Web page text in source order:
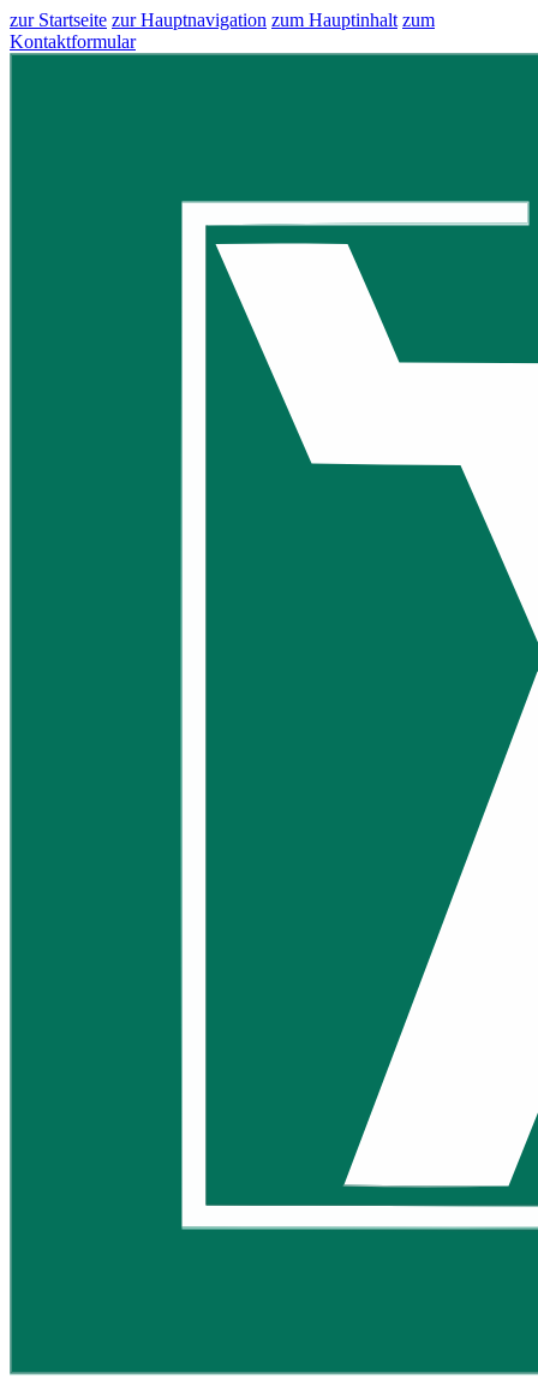
zur Startseite zur Hauptnavigation zum Hauptinhalt zum
Kontaktformular